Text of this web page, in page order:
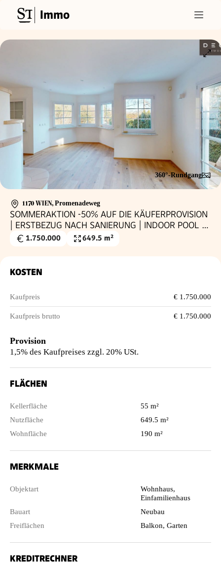
Immo
360°-Rundgang
1170 WIEN, Promenadeweg
SOMMERAKTION -50% AUF DIE KÄUFERPROVISION
| ERSTBEZUG NACH SANIERUNG | INDOOR POOL |
SAUNA | WEITBLICK |
Kaufpreis
1.750.000
Nutzfläche
649.5 m²
KOSTEN
Kaufpreis € 1.750.000
Kaufpreis brutto € 1.750.000
Provision
1,5% des Kaufpreises zzgl. 20% USt.
FLÄCHEN
Kellerfläche
55 m²
Nutzfläche
649.5 m²
Wohnfläche
190 m²
MERKMALE
Objektart
Wohnhaus,
Einfamilienhaus
Bauart
Neubau
Freiflächen
Balkon, Garten
KREDITRECHNER